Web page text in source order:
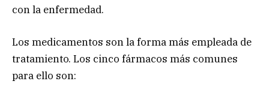
con la enfermedad.
Los medicamentos son la forma más empleada de
tratamiento. Los cinco fármacos más comunes
para ello son: